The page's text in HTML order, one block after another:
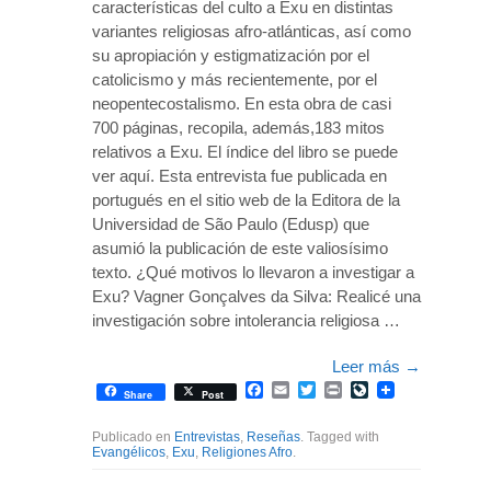
características del culto a Exu en distintas
variantes religiosas afro-atlánticas, así como
su apropiación y estigmatización por el
catolicismo y más recientemente, por el
neopentecostalismo. En esta obra de casi
700 páginas, recopila, además,183 mitos
relativos a Exu. El índice del libro se puede
ver aquí. Esta entrevista fue publicada en
portugués en el sitio web de la Editora de la
Universidad de São Paulo (Edusp) que
asumió la publicación de este valiosísimo
texto. ¿Qué motivos lo llevaron a investigar a
Exu? Vagner Gonçalves da Silva: Realicé una
investigación sobre intolerancia religiosa …
Leer más →
Share Post Facebook
EmailTwitterPrintLiveJournal
Publicado en Entrevistas, Reseñas. Tagged with
Evangélicos, Exu, Religiones Afro.